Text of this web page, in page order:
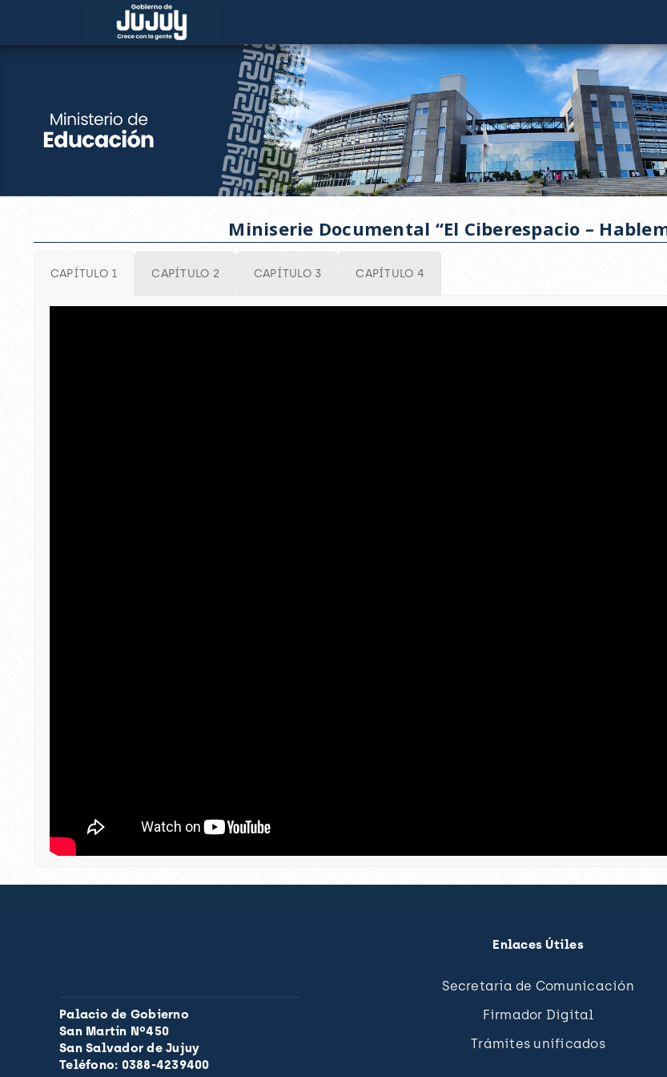
Miniserie Documental “El Ciberespacio –
CAPÍTULO 1 CAPÍTULO 2 CAPÍTULO 3 CAPÍTULO 4
Palacio de Gobierno
San Martín Nº450
San Salvador de Jujuy
Teléfono: 0388-4239400
Enlaces Útiles
Secretaría de Comunicación
Firmador Digital
Trámites unificados